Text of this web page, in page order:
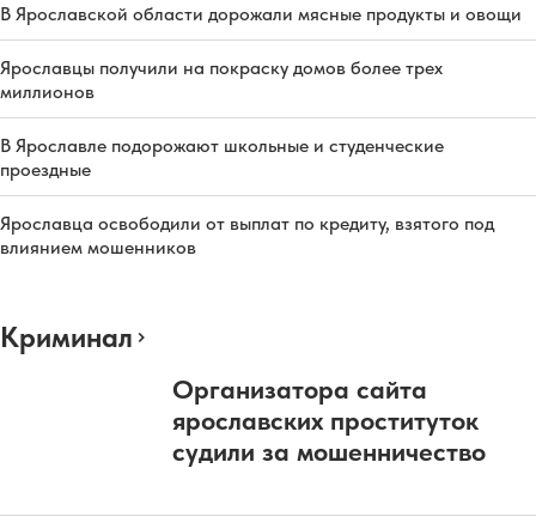
В Ярославской области дорожали мясные продукты и овощи
Ярославцы получили на покраску домов более трех
миллионов
В Ярославле подорожают школьные и студенческие
проездные
Ярославца освободили от выплат по кредиту, взятого под
влиянием мошенников
Криминал
Организатора сайта
ярославских проституток
судили за мошенничество